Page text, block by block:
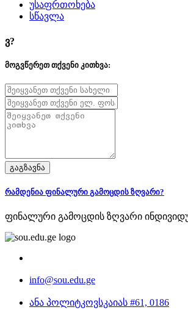
უსაფრთოხება
სწავლა
ვ?
მოგვწერეთ თქვენი კითხვა:
გაგზავნა
რამდენია ფინალური გამოცდის ზღვარი?
ფინალური გამოცდის ზღვარი
info@sou.edu.ge
ანა პოლიტკოვსკაიას #61, 0186